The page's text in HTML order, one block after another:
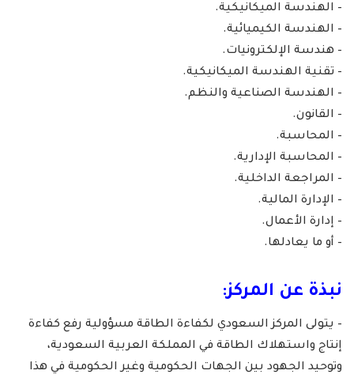
– الهندسة الميكانيكية.
– الهندسة الكيميائية.
– هندسة الإلكترونيات.
– تقنية الهندسة الميكانيكية.
– الهندسة الصناعية والنظم.
– القانون.
– المحاسبة.
– المحاسبة الإدارية.
– المراجعة الداخلية.
– الإدارة المالية.
– إدارة الأعمال.
– أو ما يعادلها.
نبذة عن المركز:
– يتولى المركز السعودي لكفاءة الطاقة مسؤولية رفع كفاءة
إنتاج واستهلاك الطاقة في المملكة العربية السعودية،
وتوحيد الجهود بين الجهات الحكومية وغير الحكومية في هذا